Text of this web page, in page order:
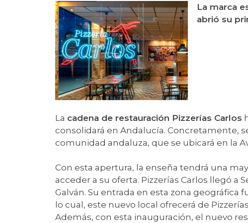
La marca
abrió su
La cadena de restauración Pizzerías Carlos
consolidará en Andalucía. Concretamente,
comunidad andaluza, que se ubicará en la
Con esta apertura, la enseña tendrá una
acceder a su oferta. Pizzerías Carlos llegó a
Galván. Su entrada en esta zona geográfica
lo cual, este nuevo local ofrecerá de
Además, con esta inauguración, el nuevo